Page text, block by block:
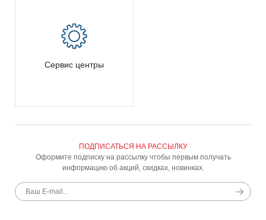
Сервис центры
ПОДПИСАТЬСЯ НА РАССЫЛКУ
Оформите подписку на рассылку чтобы первым получать
информацию об акций, скидках, новинках.